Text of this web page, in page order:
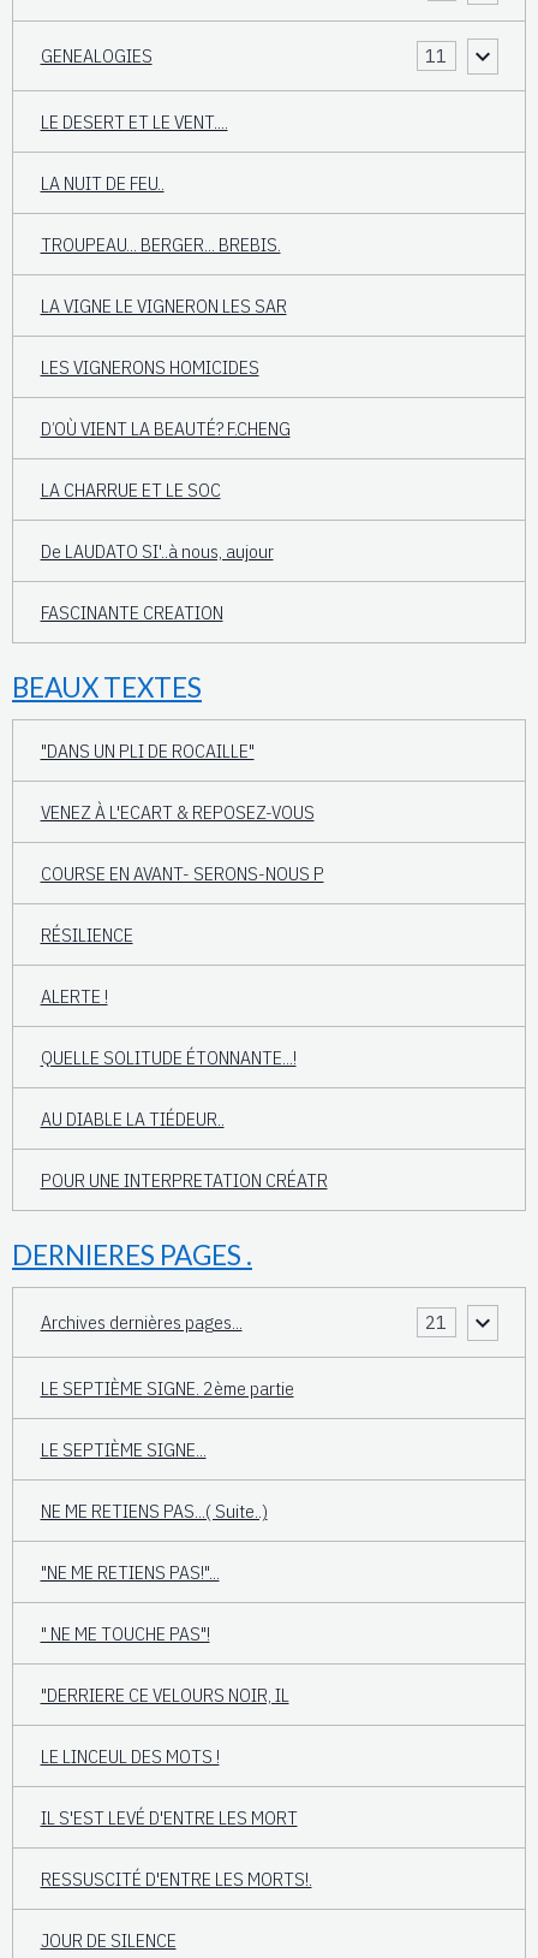
GENEALOGIES 11
LE DESERT ET LE VENT....
LA NUIT DE FEU..
TROUPEAU... BERGER... BREBIS.
LA VIGNE LE VIGNERON LES SAR
LES VIGNERONS HOMICIDES
D’OÙ VIENT LA BEAUTÉ? F.CHENG
LA CHARRUE ET LE SOC
De LAUDATO SI'..à nous, aujour
FASCINANTE CREATION
BEAUX TEXTES
"DANS UN PLI DE ROCAILLE"
VENEZ À L'ECART & REPOSEZ-VOUS
COURSE EN AVANT- SERONS-NOUS P
RÉSILIENCE
ALERTE !
QUELLE SOLITUDE ÉTONNANTE...!
AU DIABLE LA TIÉDEUR..
POUR UNE INTERPRETATION CRÉATR
DERNIERES PAGES .
Archives dernières pages... 21
LE SEPTIÈME SIGNE. 2ème partie
LE SEPTIÈME SIGNE...
NE ME RETIENS PAS...( Suite..)
"NE ME RETIENS PAS!"...
" NE ME TOUCHE PAS"!
"DERRIERE CE VELOURS NOIR, IL
LE LINCEUL DES MOTS !
IL S'EST LEVÉ D'ENTRE LES MORT
RESSUSCITÉ D'ENTRE LES MORTS!.
JOUR DE SILENCE